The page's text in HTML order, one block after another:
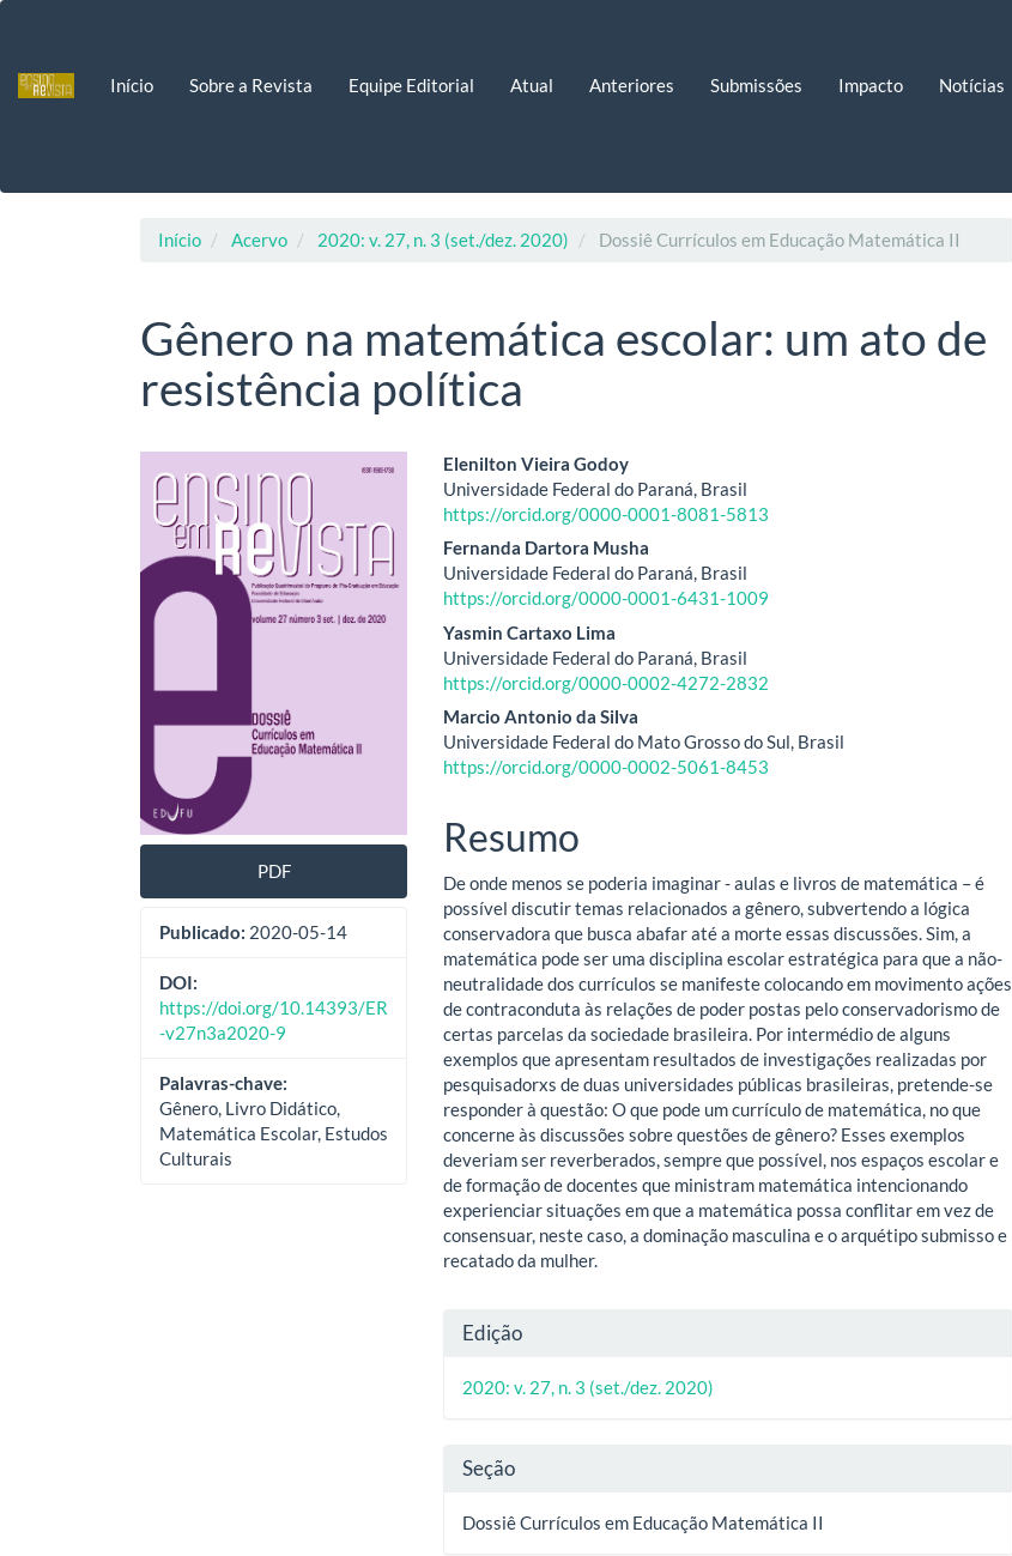
principalInício Sobre a Revista Equipe Editorial Atual Anteriores Submissões Impacto Notícias
Início Acervo 2020: v. 27, n. 3 (set./dez. 2020) Dossiê Currículos em Educação Matemática II
Gênero na matemática escolar: um ato de
resistência política
Barra
lateral
de
artigos
PDF
Publicado: 2020-05-14
DOI:
https://doi.org/10.14393/ER
-v27n3a2020-9
Palavras-chave:
Gênero, Livro Didático,
Matemática Escolar, Estudos
Culturais
Conteúdo
do
artigo
principal
Elenilton Vieira Godoy
Universidade Federal do Paraná, Brasil
https://orcid.org/0000-0001-8081-5813
Fernanda Dartora Musha
Universidade Federal do Paraná, Brasil
https://orcid.org/0000-0001-6431-1009
Yasmin Cartaxo Lima
Universidade Federal do Paraná, Brasil
https://orcid.org/0000-0002-4272-2832
Marcio Antonio da Silva
Universidade Federal do Mato Grosso do Sul, Brasil
https://orcid.org/0000-0002-5061-8453
Resumo
De onde menos se poderia imaginar - aulas e livros de matemática – é
possível discutir temas relacionados a gênero, subvertendo a lógica
conservadora que busca abafar até a morte essas discussões. Sim, a
matemática pode ser uma disciplina escolar estratégica para que a não-
neutralidade dos currículos se manifeste colocando em movimento ações
de contraconduta às relações de poder postas pelo conservadorismo de
certas parcelas da sociedade brasileira. Por intermédio de alguns
exemplos que apresentam resultados de investigações realizadas por
pesquisadorxs de duas universidades públicas brasileiras, pretende-se
responder à questão: O que pode um currículo de matemática, no que
concerne às discussões sobre questões de gênero? Esses exemplos
deveriam ser reverberados, sempre que possível, nos espaços escolar e
de formação de docentes que ministram matemática intencionando
experienciar situações em que a matemática possa conflitar em vez de
consensuar, neste caso, a dominação masculina e o arquétipo submisso e
recatado da mulher.
Detalhes
do
Edição
2020: v. 27, n. 3 (set./dez. 2020)
Seção
Dossiê Currículos em Educação Matemática II